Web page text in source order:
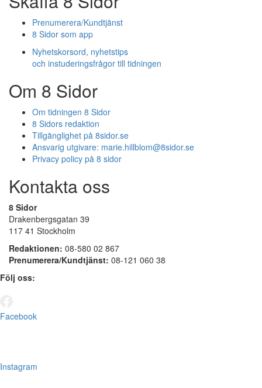
Prenumerera/Kundtjänst
8 Sidor som app
Nyhetskorsord, nyhetstips
och instuderingsfrågor till tidningen
Om 8 Sidor
Om tidningen 8 Sidor
8 Sidors redaktion
Tillgänglighet på 8sidor.se
Ansvarig utgivare: marie.hillblom@8sidor.se
Privacy policy på 8 sidor
Kontakta oss
8 Sidor
Drakenbergsgatan 39
117 41 Stockholm
Redaktionen: 08-580 02 867
Prenumerera/Kundtjänst: 08-121 060 38
Följ oss:
Facebook
Instagram